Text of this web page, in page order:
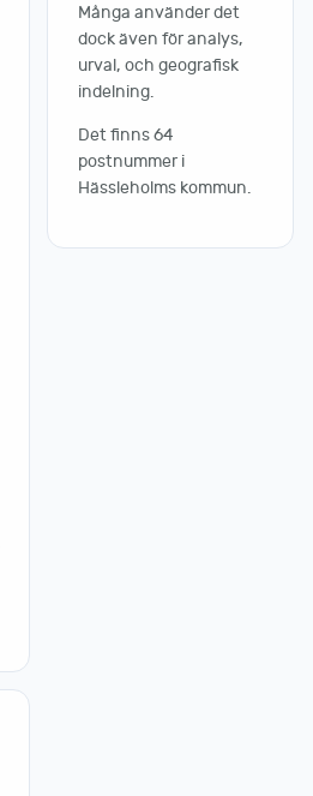
Många använder det
dock även för analys,
urval, och geografisk
indelning.
Det finns 64
postnummer i
Hässleholms kommun.